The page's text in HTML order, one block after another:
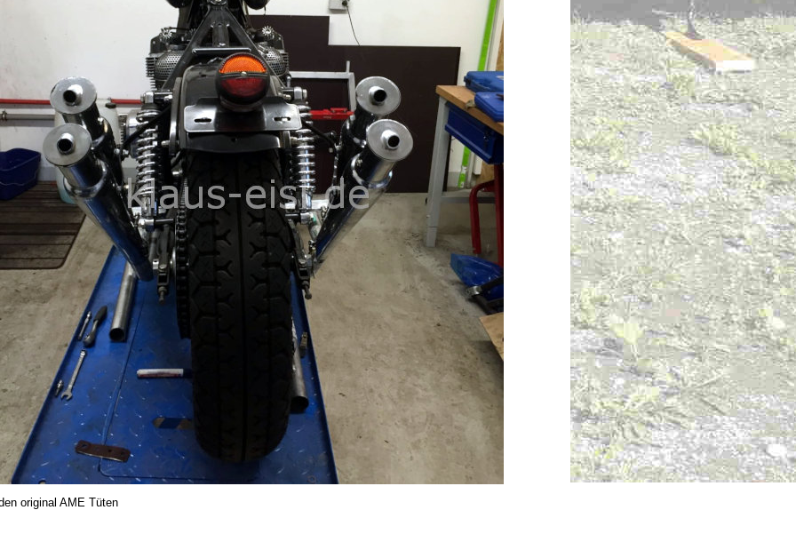
original AME Tüten